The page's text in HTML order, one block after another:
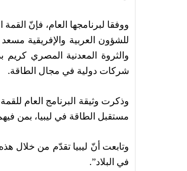
ووفقا لبرنامجها العام، فإنّ
للشؤون العربية والإفريقية
والثروة المعدنية المصري كريم
شركات دولية في مجال الطاقة.
وذكرت وثيقة البرنامج العام
مستقبل الطاقة في ليبيا، بمن
وتابعت أنّ ليبيا تقدّم من خلال
في البلاد”.